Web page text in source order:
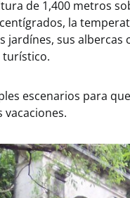
de 1,400 metros
la
sus albercas
turístico.
escenarios para